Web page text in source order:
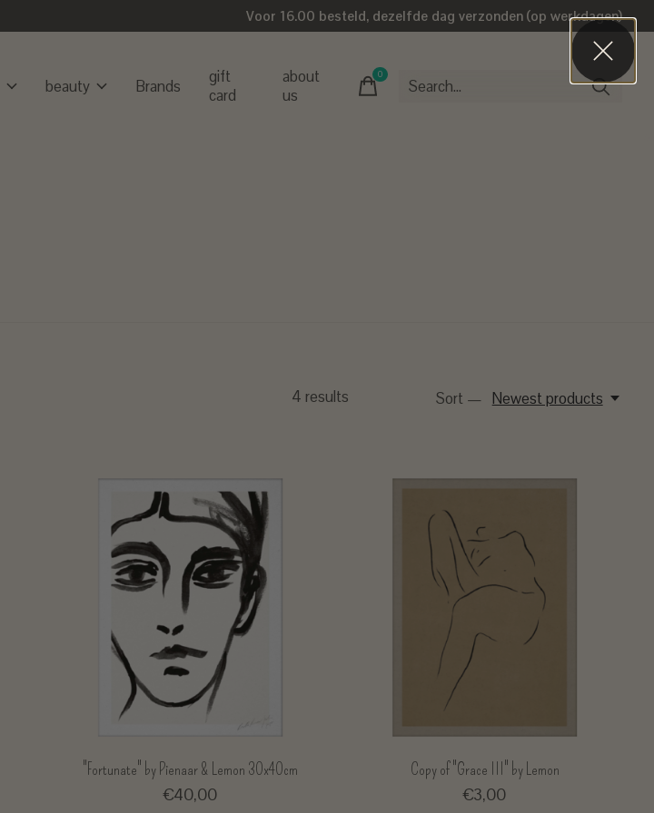
Voor 16.00 besteld, dezelfde dag verzonden (op werkdagen)
beauty Brands
gift
card
about
us
0items
4 results Sort — Newest products
"Fortunate" by Pienaar & Lemon 30x40cm
€40,00
Copy of "Grace III" by Lemon
€3,00